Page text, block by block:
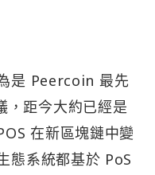
是 Peercoin 最先
，距今大約已經是
在新區塊鏈中變
態系統都基於 PoS